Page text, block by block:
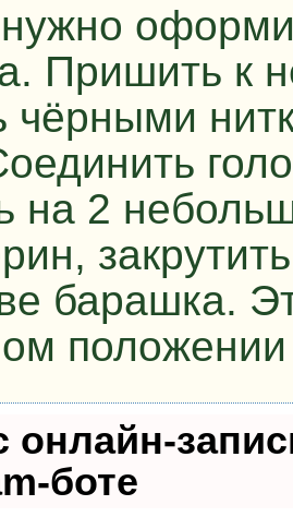
Пришить к
чёрными
на 2
барашка.
положении
онлайн-
боте